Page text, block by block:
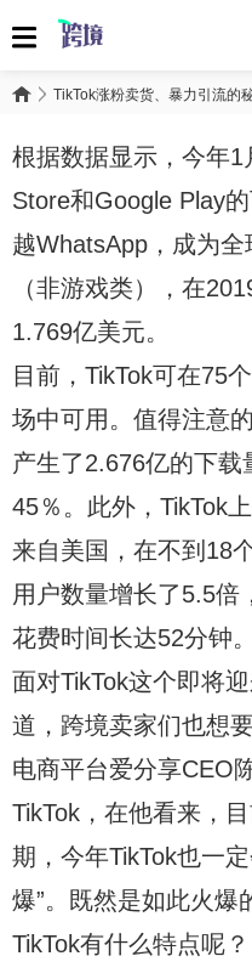
TikTok涨粉卖货、暴力引流的
根据数据显示，今年1
Store和Google Play
越WhatsApp，成为
（非游戏类），在
1.769亿美元。
目前，TikTok可在75
场中可用。值得注意
产生了2.676亿的下
45％。此外，TikTok
来自美国，在不到18
用户数量增长了5.5倍
花费时间长达52分钟。
面对TikTok这个即将
道，跨境卖家们也想
电商平台爱分享CEO
TikTok，在他看来，
期，今年TikTok也一
爆”。既然是如此火爆
TikTok有什么特点呢？